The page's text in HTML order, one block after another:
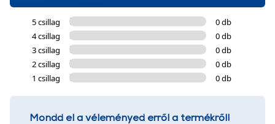
5 csillag
0 db
4 csillag
0 db
3 csillag
0 db
2 csillag
0 db
1 csillag
0 db
Mondd el a véleményed erről a termékről!